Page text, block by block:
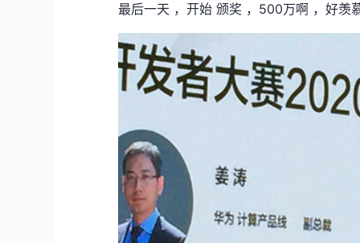
最后一天 ，开始 颁奖 ，500万啊 ，好羡